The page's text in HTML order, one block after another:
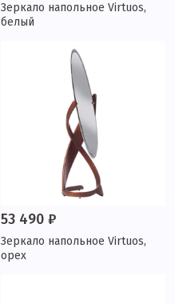
Зеркало напольное Virtuos,
белый
53 490 ₽
Зеркало напольное Virtuos,
орех